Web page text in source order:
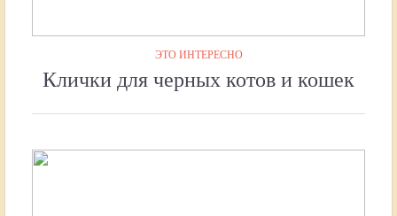
ЭТО ИНТЕРЕСНО
Клички для черных котов и кошек